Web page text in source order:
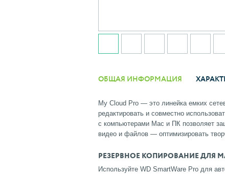
ОБЩАЯ ИНФОРМАЦИЯ
My Cloud Pro — это линейка емких
редактировать и совместно
с компьютерами Mac и ПК позволяет
видео и файлов — оптимизировать
РЕЗЕРВНОЕ КОПИРОВАНИЕ ДЛЯ
Используйте WD SmartWare Pro для